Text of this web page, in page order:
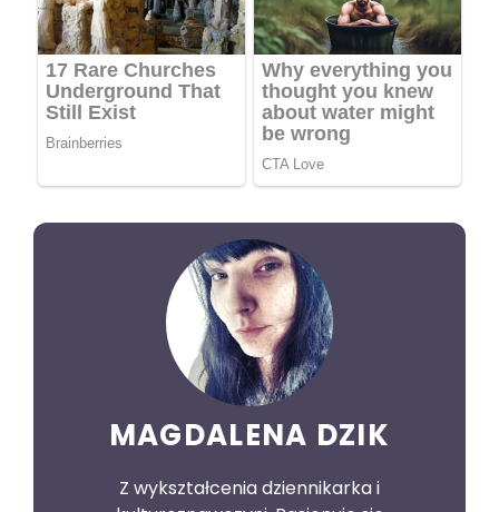
MAGDALENA DZIK
Z wykształcenia dziennikarka i